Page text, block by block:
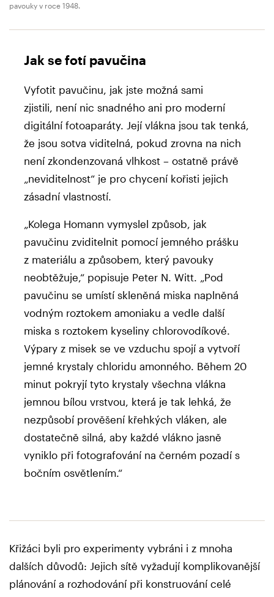
pavouky v roce 1948.
Jak se fotí pavučina
Vyfotit pavučinu, jak jste možná sami
zjistili, není nic snadného ani pro moderní
digitální fotoaparáty. Její vlákna jsou tak tenká,
že jsou sotva viditelná, pokud zrovna na nich
není zkondenzovaná vlhkost – ostatně právě
„neviditelnost“ je pro chycení kořisti jejich
zásadní vlastností.
„Kolega Homann vymyslel způsob, jak
pavučinu zviditelnit pomocí jemného prášku
z materiálu a způsobem, který pavouky
neobtěžuje,“ popisuje Peter N. Witt. „Pod
pavučinu se umístí skleněná miska naplněná
vodným roztokem amoniaku a vedle další
miska s roztokem kyseliny chlorovodíkové.
Výpary z misek se ve vzduchu spojí a vytvoří
jemné krystaly chloridu amonného. Během 20
minut pokryjí tyto krystaly všechna vlákna
jemnou bílou vrstvou, která je tak lehká, že
nezpůsobí prověšení křehkých vláken, ale
dostatečně silná, aby každé vlákno jasně
vyniklo při fotografování na černém pozadí s
bočním osvětlením.“
Křižáci byli pro experimenty vybráni i z mnoha
dalších důvodů: Jejich sítě vyžadují komplikovanější
plánování a rozhodování při konstruování celé